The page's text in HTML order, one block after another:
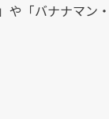
「バナナマン